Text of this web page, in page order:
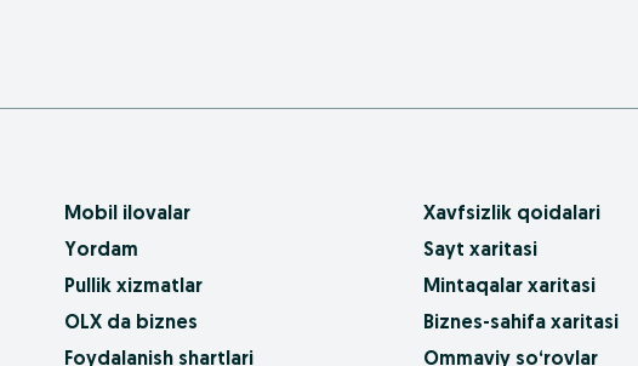
Mobil ilovalar
Yordam
Pullik xizmatlar
OLX da biznes
Foydalanish shartlari
Xavfsizlik qoidalari
Sayt xaritasi
Mintaqalar xaritasi
Biznes-sahifa xaritasi
Ommaviy so‘rovlar